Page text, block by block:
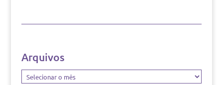
Arquivos
Arquivos